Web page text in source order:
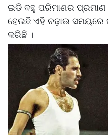
ଇଡି ବହୁ ପରିମାଣର ପ୍ରମାଣ
ହେଉଛି ଏହି ଚଢ଼ାଉ
କରିଛି ।